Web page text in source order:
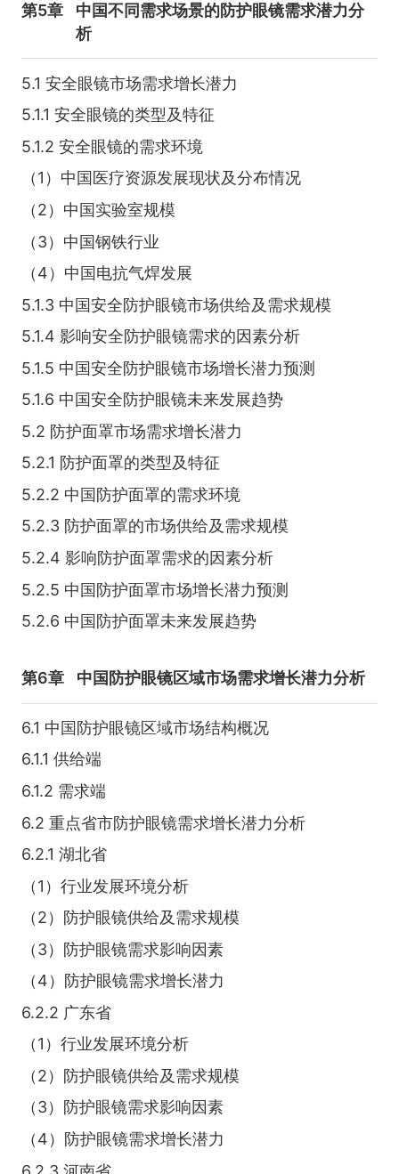
第5章
中国不同需求场景的防护眼镜需求潜力分
析
5.1 安全眼镜市场需求增长潜力
5.1.1 安全眼镜的类型及特征
5.1.2 安全眼镜的需求环境
（1）中国医疗资源发展现状及分布情况
（2）中国实验室规模
（3）中国钢铁行业
（4）中国电抗气焊发展
5.1.3 中国安全防护眼镜市场供给及需求规模
5.1.4 影响安全防护眼镜需求的因素分析
5.1.5 中国安全防护眼镜市场增长潜力预测
5.1.6 中国安全防护眼镜未来发展趋势
5.2 防护面罩市场需求增长潜力
5.2.1 防护面罩的类型及特征
5.2.2 中国防护面罩的需求环境
5.2.3 防护面罩的市场供给及需求规模
5.2.4 影响防护面罩需求的因素分析
5.2.5 中国防护面罩市场增长潜力预测
5.2.6 中国防护面罩未来发展趋势
第6章 中国防护眼镜区域市场需求增长潜力分析
6.1 中国防护眼镜区域市场结构概况
6.1.1 供给端
6.1.2 需求端
6.2 重点省市防护眼镜需求增长潜力分析
6.2.1 湖北省
（1）行业发展环境分析
（2）防护眼镜供给及需求规模
（3）防护眼镜需求影响因素
（4）防护眼镜需求增长潜力
6.2.2 广东省
（1）行业发展环境分析
（2）防护眼镜供给及需求规模
（3）防护眼镜需求影响因素
（4）防护眼镜需求增长潜力